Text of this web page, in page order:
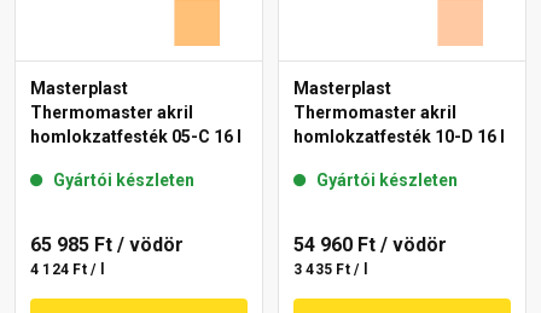
Masterplast
Thermomaster akril
homlokzatfesték 05-C 16 l
Gyártói készleten
65 985 Ft / vödör
4 124 Ft / l
Masterplast
Thermomaster akril
homlokzatfesték 10-D 16 l
Gyártói készleten
54 960 Ft / vödör
3 435 Ft / l